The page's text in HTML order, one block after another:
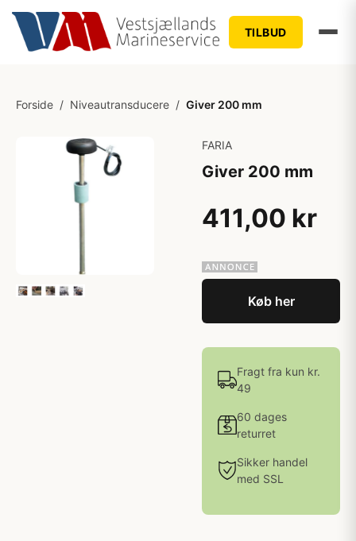
TILBUD
Forside / Niveautransducere / Giver 200 mm
FARIA
Giver 200 mm
411,00 kr
Køb her
Fragt fra kun kr.
49
60 dages
returret
Sikker handel
med SSL